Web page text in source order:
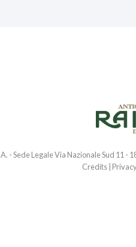
- Sede Legale Via Nazionale Sud 11 -
Credits|